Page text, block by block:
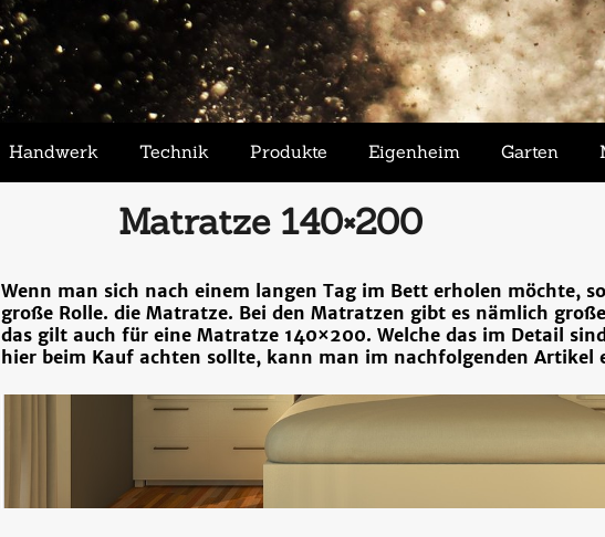
Handwerk Technik Produkte Eigenheim Garten
Matratze 140×200
Wenn man sich nach einem langen Tag im Bett erholen möchte,
große Rolle. die Matratze. Bei den Matratzen gibt es nämlich
das gilt auch für eine Matratze 140×200. Welche das im Detail
hier beim Kauf achten sollte, kann man im nachfolgenden Artikel